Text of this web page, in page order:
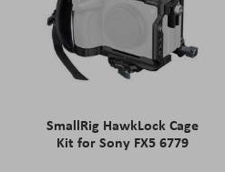
SmallRig HawkLock Cage
Kit for Sony FX5 6779